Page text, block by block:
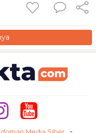
Media Siber